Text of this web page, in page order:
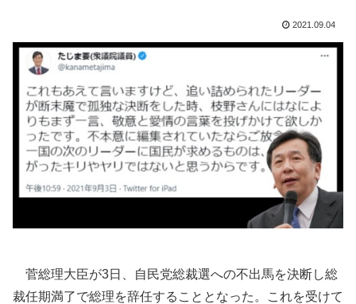
2021.09.04
菅総理大臣が3日、自民党総裁選への不出馬を決断し総
裁任期満了で総理を辞任することとなった。これを受けて